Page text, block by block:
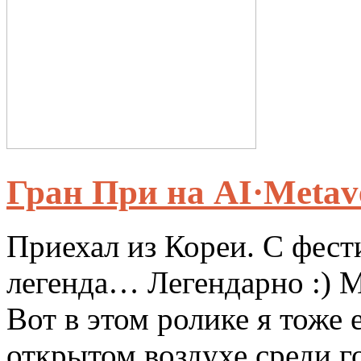
Гран При на
Приехал из Кореи. С
легенда… Легендарно :)
Вот в этом ролике я